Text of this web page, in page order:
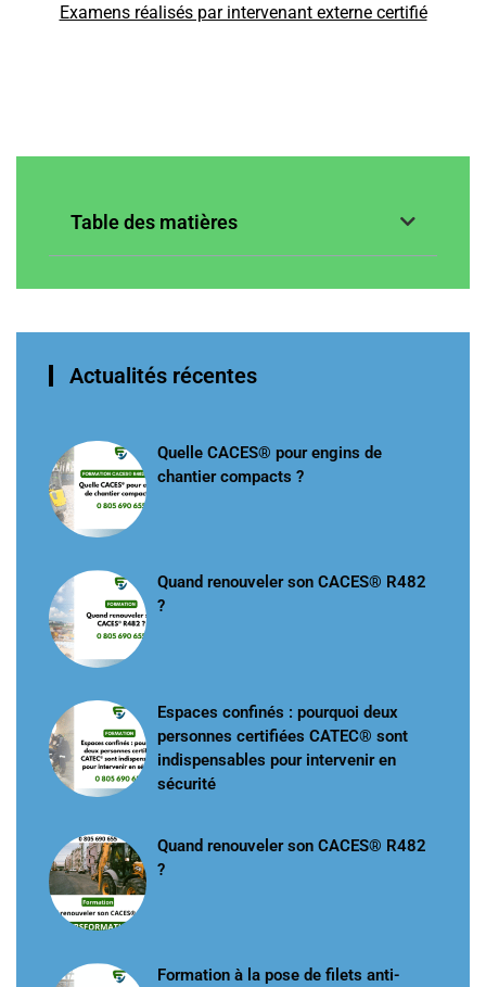
Examens réalisés par intervenant externe certifié
Table des matières
Actualités récentes
Quelle CACES® pour engins de
chantier compacts ?
Quand renouveler son CACES® R482
?
Espaces confinés : pourquoi deux
personnes certifiées CATEC® sont
indispensables pour intervenir en
sécurité
Quand renouveler son CACES® R482
?
Formation à la pose de filets anti-